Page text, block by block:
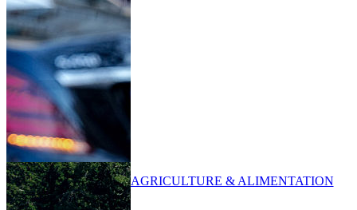
AGRICULTURE & ALIMENTATION